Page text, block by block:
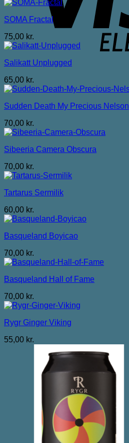
SOMA Fractal
75,00 kr.
Salikatt Unplugged
65,00 kr.
Sudden Death My Precious Nelson
70,00 kr.
Sibeeria Camera Obscura
70,00 kr.
Tartarus Sermilik
60,00 kr.
Basqueland Boyicao
70,00 kr.
Basqueland Hall of Fame
70,00 kr.
Rygr Ginger Viking
55,00 kr.